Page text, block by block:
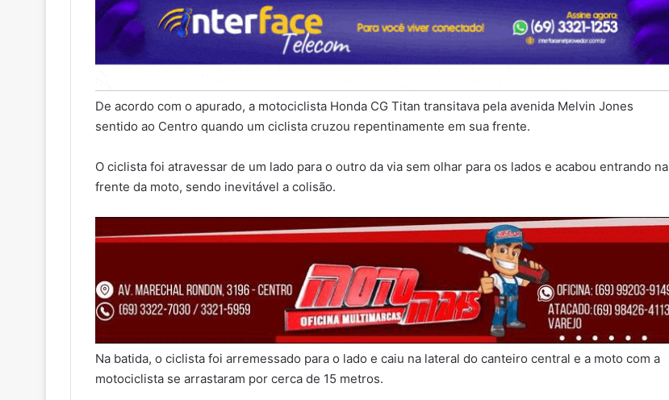
De acordo com o apurado, a motociclista Honda CG Titan transitava pela avenida Melvin Jones
sentido ao Centro quando um ciclista cruzou repentinamente em sua frente.
O ciclista foi atravessar de um lado para o outro da via sem olhar para os lados e acabou entrando na
frente da moto, sendo inevitável a colisão.
Na batida, o ciclista foi arremessado para o lado e caiu na lateral do canteiro central e a moto com a
motociclista se arrastaram por cerca de 15 metros.